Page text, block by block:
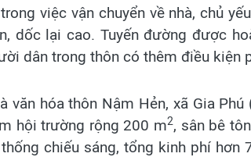
việc vận chuyển về nhà, chủ
dốc lại cao. Tuyến đường được
dân trong thôn có thêm điều kiện
văn hóa thôn Nậm Hẻn, xã Gia
hội trường rộng 200 m2, sân bê
chiếu sáng, tổng kinh phí